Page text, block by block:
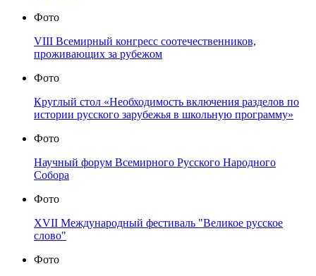
Фото
VIII Всемирный конгресс соотечественников,
проживающих за рубежом
Фото
Круглый стол «Необходимость включения разделов по
истории русского зарубежья в школьную программу»
Фото
Научный форум Всемирного Русского Народного
Собора
Фото
XVII Международный фестиваль "Великое русское
слово"
Фото